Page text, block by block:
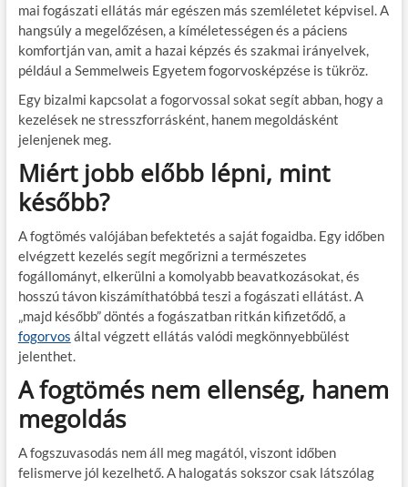
mai fogászati ellátás már egészen más szemléletet képvisel. A
hangsúly a megelőzésen, a kíméletességen és a páciens
komfortján van, amit a hazai képzés és szakmai irányelvek,
például a Semmelweis Egyetem fogorvosképzése is tükröz.
Egy bizalmi kapcsolat a fogorvossal sokat segít abban, hogy a
kezelések ne stresszforrásként, hanem megoldásként
jelenjenek meg.
Miért jobb előbb lépni, mint
később?
A fogtömés valójában befektetés a saját fogaidba. Egy időben
elvégzett kezelés segít megőrizni a természetes
fogállományt, elkerülni a komolyabb beavatkozásokat, és
hosszú távon kiszámíthatóbbá teszi a fogászati ellátást. A
„majd később” döntés a fogászatban ritkán kifizetődő, a
fogorvos által végzett ellátás valódi megkönnyebbülést
jelenthet.
A fogtömés nem ellenség, hanem
megoldás
A fogszuvasodás nem áll meg magától, viszont időben
felismerve jól kezelhető. A halogatás sokszor csak látszólag